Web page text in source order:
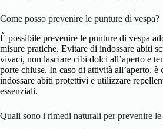
Come posso prevenire le punture di vespa?
È possibile prevenire le punture di vespa
misure pratiche. Evitare di indossare abiti
vivaci, non lasciare cibi dolci all’aperto e
porte chiuse. In caso di attività all’aperto, è
indossare abiti protettivi e utilizzare
essenziali.
Quali sono i rimedi naturali per prevenire